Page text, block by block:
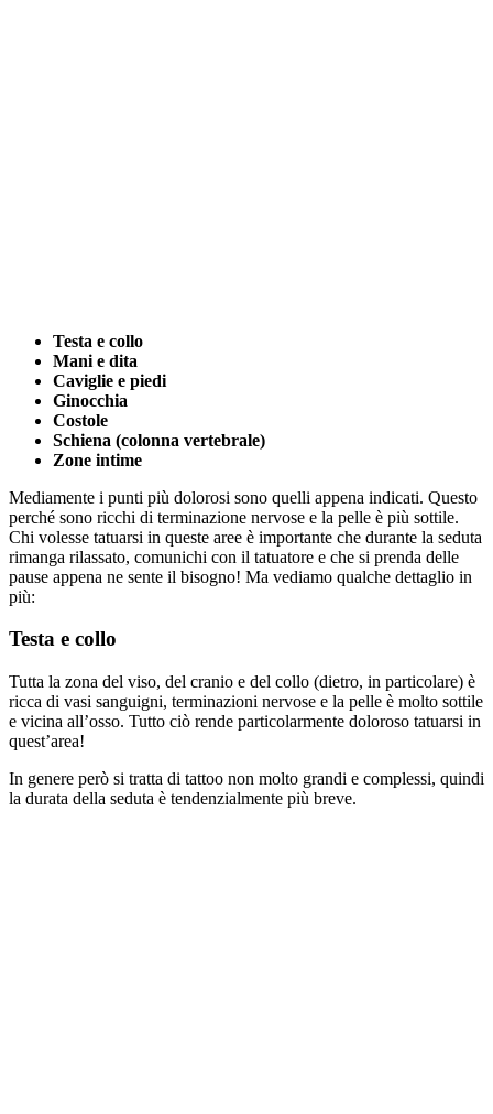
Testa e collo
Mani e dita
Caviglie e piedi
Ginocchia
Costole
Schiena (colonna vertebrale)
Zone intime
Mediamente i punti più dolorosi sono quelli appena indicati. Questo
perché sono ricchi di terminazione nervose e la pelle è più sottile.
Chi volesse tatuarsi in queste aree è importante che durante la seduta
rimanga rilassato, comunichi con il tatuatore e che si prenda delle
pause appena ne sente il bisogno! Ma vediamo qualche dettaglio in
più:
Testa e collo
Tutta la zona del viso, del cranio e del collo (dietro, in particolare) è
ricca di vasi sanguigni, terminazioni nervose e la pelle è molto sottile
e vicina all’osso. Tutto ciò rende particolarmente doloroso tatuarsi in
quest’area!
In genere però si tratta di tattoo non molto grandi e complessi, quindi
la durata della seduta è tendenzialmente più breve.